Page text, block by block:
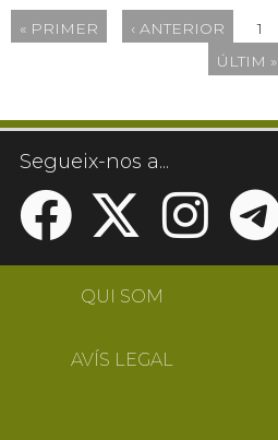
« PRIMER ‹ ANTERIOR 1
ÚLTIM »
Segueix-nos a...
QUI SOM
AVÍS LEGAL